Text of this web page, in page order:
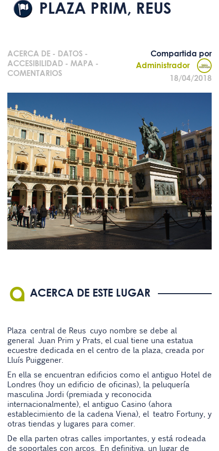
PLAZA PRIM, REUS
ACERCA DE - DATOS -
ACCESIBILIDAD - MAPA -
COMENTARIOS
Compartida por
Administrador
18/04/2018
ACERCA DE ESTE LUGAR
Plaza central de Reus cuyo nombre se debe al
general Juan Prim y Prats, el cual tiene una estatua
ecuestre dedicada en el centro de la plaza, creada por
Lluís Puiggener.
En ella se encuentran edificios como el antiguo Hotel de
Londres (hoy un edificio de oficinas), la peluquería
masculina Jordi (premiada y reconocida
internacionalmente), el antiguo Casino (ahora
establecimiento de la cadena Viena), el teatro Fortuny, y
otras tiendas y lugares para comer.
De ella parten otras calles importantes, y está rodeada
de soportales con arcos. En definitiva, un lugar de